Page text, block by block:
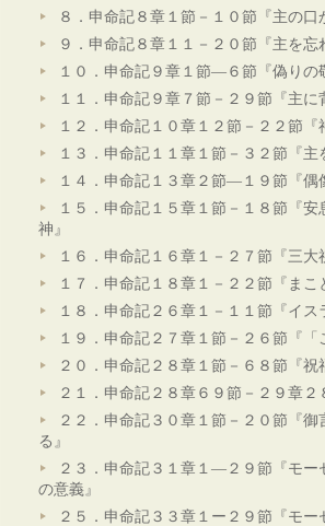
８．申命記８章１節－１０節『主の口
９．申命記８章１１－２０節『主を忘
１０．申命記９章１節―６節『偽りの
１１．申命記９章７節－２９節『主に
１２．申命記１０章１２節－２２節『
１３．申命記１１章１節－３２節『主
１４．申命記１３章２節―１９節『偶
１５．申命記１５章１節－１８節『
神』
１６．申命記１６章１－２７節『三大
１７．申命記１８章１－２２節『まこ
１８．申命記２６章１－１１節『イス
１９．申命記２７章１節－２６節『「
２０．申命記２８章１節－６８節『祝
２１．申命記２８章６９節－２９章２
２２．申命記３０章１節－２０節『
る』
２３．申命記３１章１―２９節『モ
の意義』
２５．申命記３３章１ー２９節『モー